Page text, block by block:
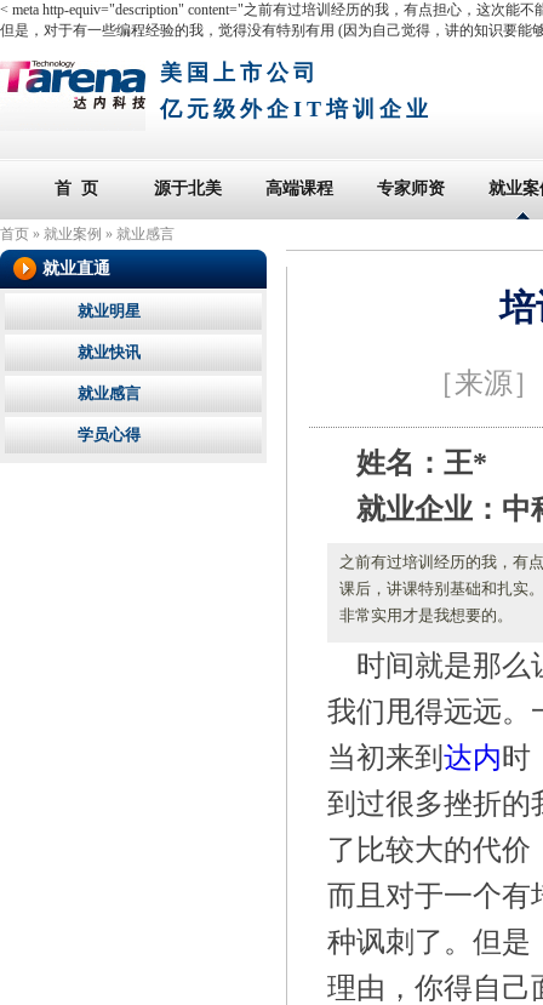
< meta http-equiv="description" content="之前有过培训经历的我，有点担心，这次
但是，对于有一些编程经验的我，觉得没有特别有用 (因为自己觉得，讲的知识要能
美国上市公司
亿元级外企IT培训企业
首 页 源于北美 高端课程 专家师资 就业案
首页 » 就业案例 » 就业感言
［来源
姓名：王*
就业企业：中
之前有过培训经历的我，有
课后，讲课特别基础和扎实
非常实用才是我想要的。
时间就是那么
我们甩得远远。
当初来到 达内时
到过很多挫折的
了比较大的代价
而且对于一个有
种讽刺了。但是
理由，你得自己
就业直通
就业明星
就业快讯
就业感言
学员心得